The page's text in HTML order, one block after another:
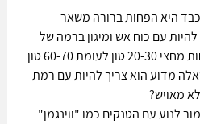
היא הפחות ברורה משאר
עם כוח אש ומיגון ברמה של
האמ-1, אבל עם משקל של פחות מחצי 20-30 טון לעומת 60-70 טון
מדוע הוא צריך להיות עם רמת
מאויש?
לנוע עם הטנקים כמו "ווינגמן"